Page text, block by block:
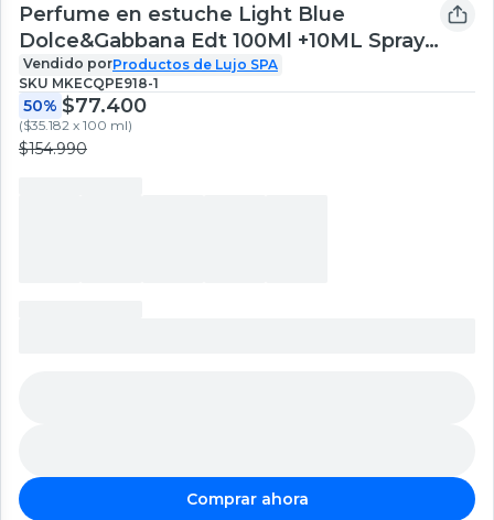
Perfume en estuche Light Blue
Dolce&Gabbana Edt 100Ml +10ML Spray
Mujer
Vendido porProductos de Lujo SPA
SKU MKECQPE918-1
50% $77.400
($35.182 x 100 ml)
$154.990
Comprar ahora